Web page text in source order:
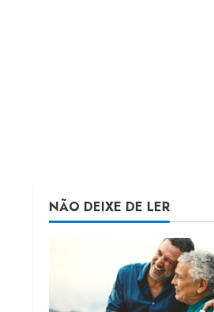
NÃO DEIXE DE LER